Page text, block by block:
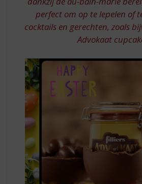
BIJ
PASEN
perfect om op te lepelen of
cocktails en gerechten, zoals
Advokaat